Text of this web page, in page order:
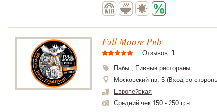
Full Moose Pub
Отзывов: 1
Пабы , Пивные рестораны
Московский пр, 5 (Вход со
Европейская
Средний чек 150 - 250 грн